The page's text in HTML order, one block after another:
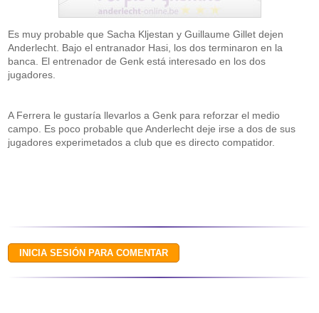
Es muy probable que Sacha Kljestan y Guillaume Gillet dejen
Anderlecht. Bajo el entranador Hasi, los dos terminaron en la
banca. El entrenador de Genk está interesado en los dos
jugadores.
A Ferrera le gustaría llevarlos a Genk para reforzar el medio
campo. Es poco probable que Anderlecht deje irse a dos de sus
jugadores experimetados a club que es directo compatidor.